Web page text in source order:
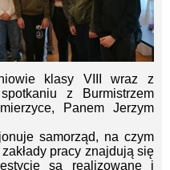
klasy VIII wraz z
z Burmistrzem
Panem Jerzym
samorząd, na czym
pracy znajdują się
są realizowane i